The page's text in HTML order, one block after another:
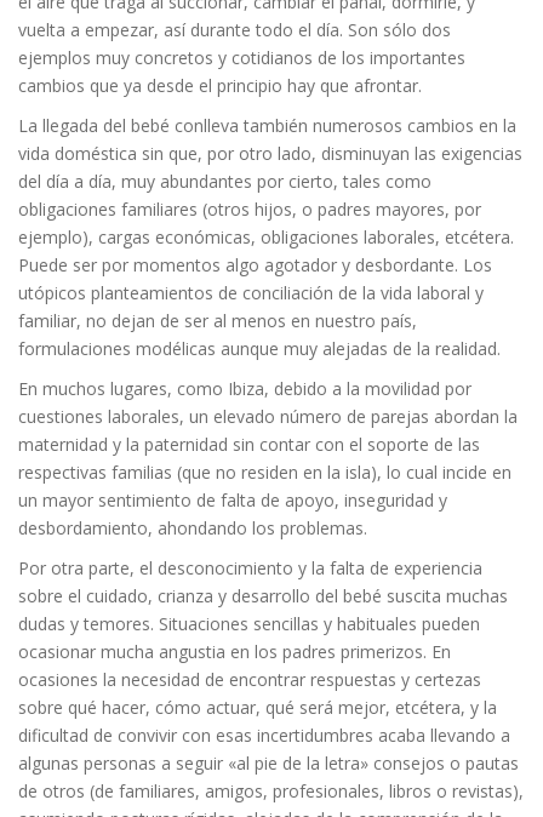
vuelta a empezar, así durante todo el día. Son sólo dos
ejemplos muy concretos y cotidianos de los importantes
cambios que ya desde el principio hay que afrontar.
La llegada del bebé conlleva también numerosos cambios en la
vida doméstica sin que, por otro lado, disminuyan las exigencias
del día a día, muy abundantes por cierto, tales como
obligaciones familiares (otros hijos, o padres mayores, por
ejemplo), cargas económicas, obligaciones laborales, etcétera.
Puede ser por momentos algo agotador y desbordante. Los
utópicos planteamientos de conciliación de la vida laboral y
familiar, no dejan de ser al menos en nuestro país,
formulaciones modélicas aunque muy alejadas de la realidad.
En muchos lugares, como Ibiza, debido a la movilidad por
cuestiones laborales, un elevado número de parejas abordan la
maternidad y la paternidad sin contar con el soporte de las
respectivas familias (que no residen en la isla), lo cual incide en
un mayor sentimiento de falta de apoyo, inseguridad y
desbordamiento, ahondando los problemas.
Por otra parte, el desconocimiento y la falta de experiencia
sobre el cuidado, crianza y desarrollo del bebé suscita muchas
dudas y temores. Situaciones sencillas y habituales pueden
ocasionar mucha angustia en los padres primerizos. En
ocasiones la necesidad de encontrar respuestas y certezas
sobre qué hacer, cómo actuar, qué será mejor, etcétera, y la
dificultad de convivir con esas incertidumbres acaba llevando a
algunas personas a seguir «al pie de la letra» consejos o pautas
de otros (de familiares, amigos, profesionales, libros o revistas),